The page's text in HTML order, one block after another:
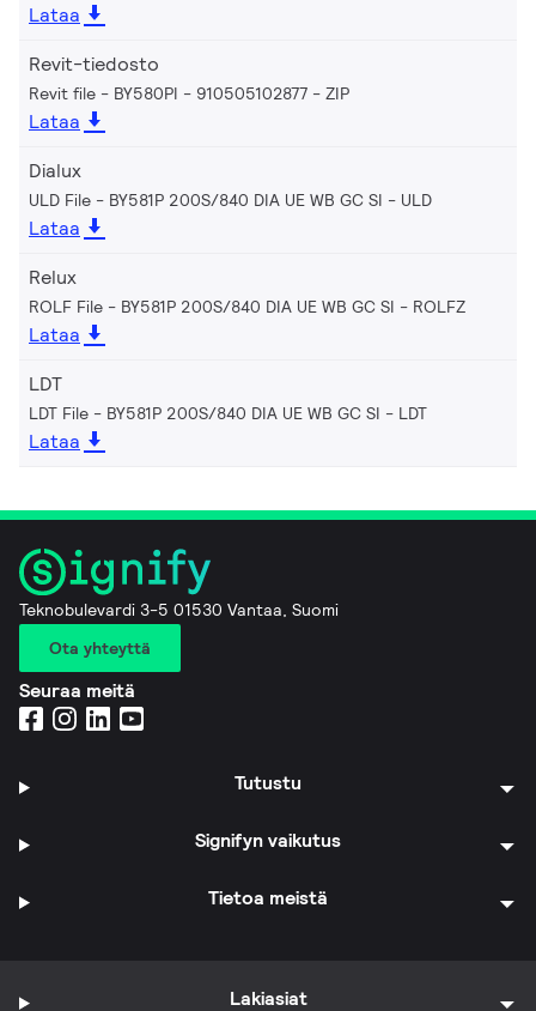
Lataa
Revit-tiedosto
Revit file - BY580PI - 910505102877 ZIP
Lataa
Dialux
ULD File - BY581P 200S/840 DIA UE WB GC SI ULD
Lataa
Relux
ROLF File - BY581P 200S/840 DIA UE WB GC SI ROLFZ
Lataa
LDT
LDT File - BY581P 200S/840 DIA UE WB GC SI LDT
Lataa
Teknobulevardi 3-5 01530 Vantaa, Suomi
Ota yhteyttä
Seuraa meitä
Tutustu
Signifyn vaikutus
Tietoa meistä
Lakiasiat